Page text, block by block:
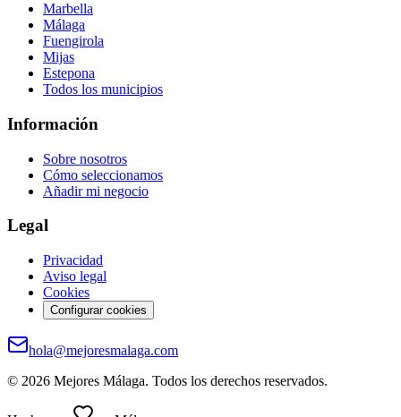
Marbella
Málaga
Fuengirola
Mijas
Estepona
Todos los municipios
Información
Sobre nosotros
Cómo seleccionamos
Añadir mi negocio
Legal
Privacidad
Aviso legal
Cookies
Configurar cookies
hola@mejoresmalaga.com
© 2026 Mejores Málaga. Todos los derechos reservados.